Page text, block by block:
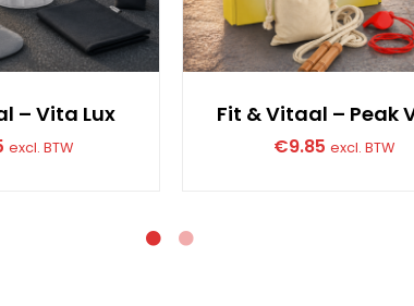
– Vita Lux
excl. BTW
Fit & Vitaal – Peak
€9.85 excl. BTW